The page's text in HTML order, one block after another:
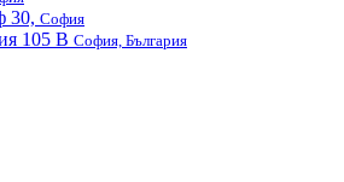
30, София
105 В София, България